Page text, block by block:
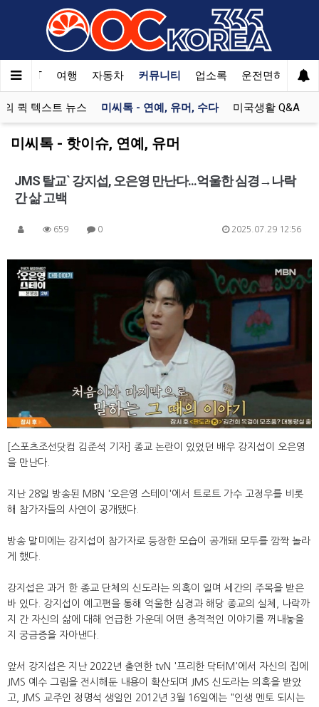
한국SAT 여행 자동차 커뮤니티 업소록 운전면허 문의
의 퀵 텍스트 뉴스 미씨톡 - 연예, 유머, 수다 미국생활 Q&A
미씨톡 - 핫이슈, 연예, 유머
JMS 탈교` 강지섭, 오은영 만난다...억울한 심경→나락
간 삶 고백
659 0 2025.07.29 12:56
[스포츠조선닷컴 김준석 기자] 종교 논란이 있었던 배우 강지섭이 오은영
을 만난다.
지난 28일 방송된 MBN '오은영 스테이'에서 트로트 가수 고정우를 비롯
해 참가자들의 사연이 공개됐다.
방송 말미에는 강지섭이 참가자로 등장한 모습이 공개돼 모두를 깜짝 놀라
게 했다.
강지섭은 과거 한 종교 단체의 신도라는 의혹이 일며 세간의 주목을 받은
바 있다. 강지섭이 예고편을 통해 억울한 심경과 해당 종교의 실체, 나락까
지 간 자신의 삶에 대해 언급한 가운데 어떤 충격적인 이야기를 꺼내놓을
지 궁금증을 자아낸다.
앞서 강지섭은 지난 2022년 출연한 tvN '프리한 닥터M'에서 자신의 집에
JMS 예수 그림을 전시해둔 내용이 확산되며 JMS 신도라는 의혹을 받았
고, JMS 교주인 정명석 생일인 2012년 3월 16일에는 "인생 멘토 되시는